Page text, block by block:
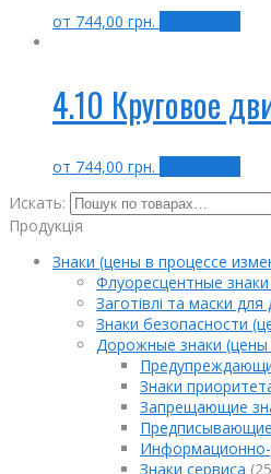
от 744,00 грн.
4.10 Круговое
от 744,00 грн.
Искать:
Продукція
Знаки (цены в процессе
Флуоресцентные
Заготівлі та маски
Знаки безопасности
Дорожные знаки (цены
Знаки
Запрещающие
Информационно-
Знаки сервиса